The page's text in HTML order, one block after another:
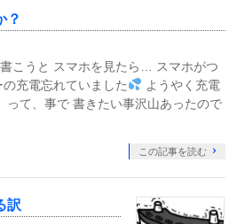
？
こうと スマホを見たら… スマホがつ
充電忘れていました
ようやく充電
って、事で 書きたい事沢山あったので
この記事を読む
訳